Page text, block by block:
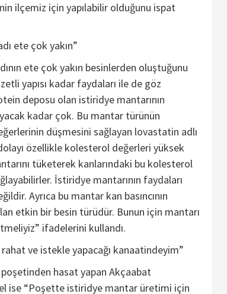
ilçemiz için yapılabilir olduğunu ispat
ete çok yakın”
ete çok yakın besinlerden oluştuğunu
yapısı kadar faydaları ile de göz
deposu olan istiridye mantarının
kadar çok. Bu mantar türünün
düşmesini sağlayan lovastatin adlı
özellikle kolesterol değerleri yüksek
tüketerek kanlarındaki bu kolesterol
İstiridye mantarının faydaları
Ayrıca bu mantar kan basıncının
etkin bir besin türüdür. Bunun için mantarı
ifadelerini kullandı.
rahat ve istekle yapacağı kanaatindeyim”
hasat yapan Akçaabat
ise “Poşette istiridye mantar üretimi için